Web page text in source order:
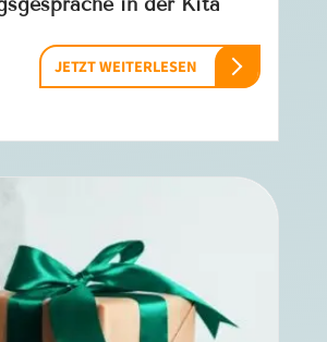
JETZT WEITERLESEN